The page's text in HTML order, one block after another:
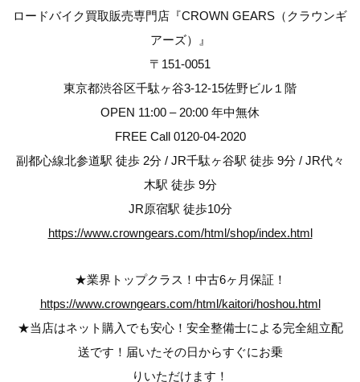
ロードバイク買取販売専門店『CROWN GEARS（クラウンギ
アーズ）』
〒151-0051
東京都渋谷区千駄ヶ谷3-12-15佐野ビル１階
OPEN 11:00 – 20:00 年中無休
FREE Call 0120-04-2020
副都心線北参道駅 徒歩 2分 / JR千駄ヶ谷駅 徒歩 9分 / JR代々
木駅 徒歩 9分
JR原宿駅 徒歩10分
https://www.crowngears.com/html/shop/index.html
★業界トップクラス！中古6ヶ月保証！
https://www.crowngears.com/html/kaitori/hoshou.html
★当店はネット購入でも安心！安全整備士による完全組立配
送です！届いたその日からすぐにお乗
りいただけます！